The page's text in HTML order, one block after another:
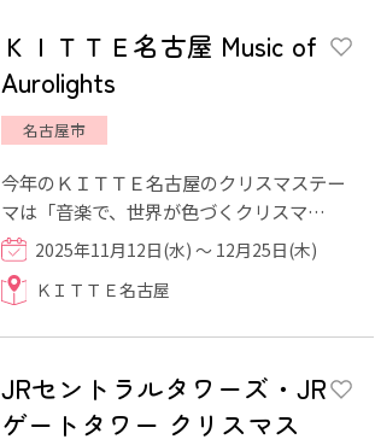
ＫＩＴＴＥ名古屋 Music of
Aurolights
名古屋市
今年のＫＩＴＴＥ名古屋のクリスマステー
マは「音楽で、世界が色づくクリスマ
ス」。目に見えない"音楽"が鮮やかな彩り
としてオーロラに映し出され...
2025年11月12日(水) ～ 12月25日(木)
ＫＩＴＴＥ名古屋
JRセントラルタワーズ・JR
ゲートタワー クリスマス